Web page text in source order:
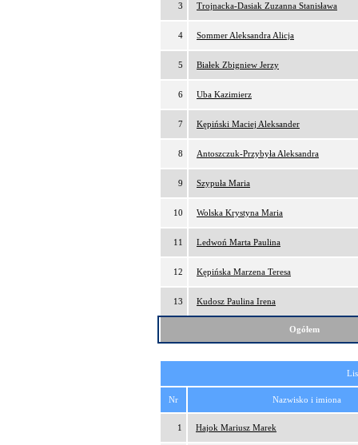
3 Trojnacka-Dasiak Zuzanna Stanisława
4 Sommer Aleksandra Alicja
5 Białek Zbigniew Jerzy
6 Uba Kazimierz
7 Kępiński Maciej Aleksander
8 Antoszczuk-Przybyła Aleksandra
9 Szypuła Maria
10 Wolska Krystyna Maria
11 Ledwoń Marta Paulina
12 Kępińska Marzena Teresa
13 Kudosz Paulina Irena
Ogółem
Nr Nazwisko i imiona
1 Hajok Mariusz Marek